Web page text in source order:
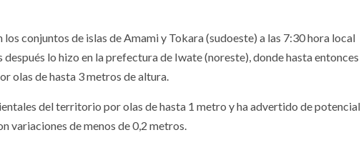
conjuntos de islas de Amami y Tokara (sudoeste) a las 7:30 hora local
lo hizo en la prefectura de Iwate (noreste), donde hasta entonces
olas de hasta 3 metros de altura.
del territorio por olas de hasta 1 metro y ha advertido de potencial
variaciones de menos de 0,2 metros.